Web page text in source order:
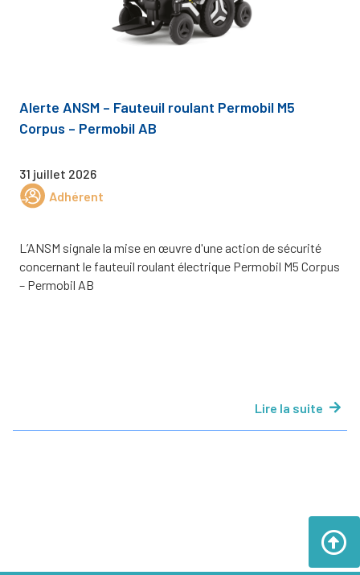
Alerte ANSM – Fauteuil roulant Permobil M5
Corpus – Permobil AB
31 juillet 2026
Adhérent
L’ANSM signale la mise en œuvre d'une action de sécurité
concernant le fauteuil roulant électrique Permobil M5 Corpus
– Permobil AB
Lire la suite